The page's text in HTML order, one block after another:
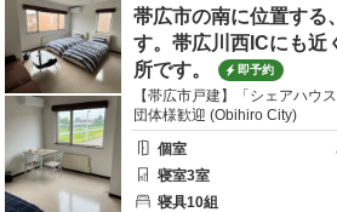
帯広市の南に位置する
す。帯広川西ICにも近
所です。
即予約
【帯広市戸建】「シェアハウ
団体様歓迎 (Obihiro City)
個室
寝室3室
寝具10組